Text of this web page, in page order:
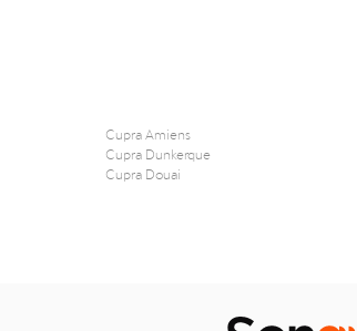
Cupra Amiens
Cupra Dunkerque
Cupra Douai